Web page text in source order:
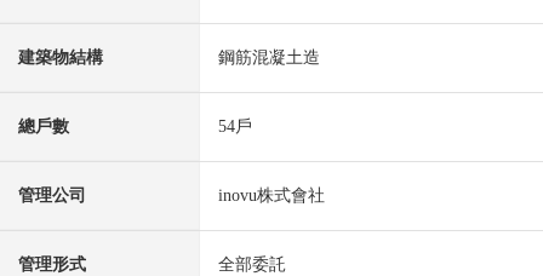
建築物結構 鋼筋混凝土造
總戶數 54戶
管理公司 inovu株式會社
管理形式 全部委託